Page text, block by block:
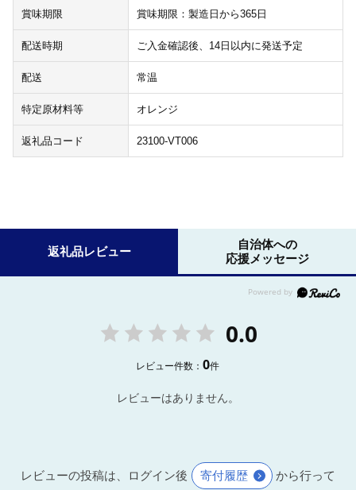
賞味期限 賞味期限：製造日から365日
配送時期 ご入金確認後、14日以内に発送予定
配送 常温
特定原材料等 オレンジ
返礼品コード 23100-VT006
返礼品レビュー
自治体への
応援メッセージ
0.0
レビュー件数：0件
レビューはありません。
レビューの投稿は、ログイン後 寄付履歴
から行って